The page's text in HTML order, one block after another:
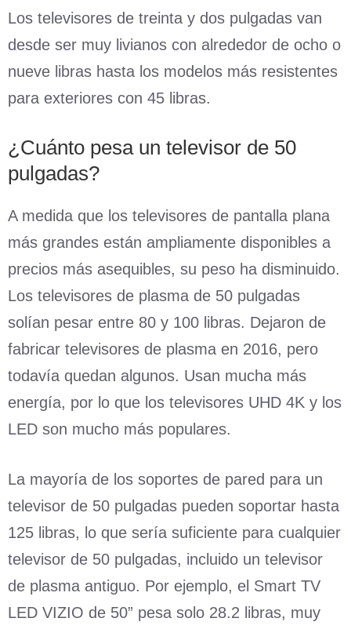
Los televisores de treinta y dos pulgadas van
desde ser muy livianos con alrededor de ocho o
nueve libras hasta los modelos más resistentes
para exteriores con 45 libras.
¿Cuánto pesa un televisor de 50
pulgadas?
A medida que los televisores de pantalla plana
más grandes están ampliamente disponibles a
precios más asequibles, su peso ha disminuido.
Los televisores de plasma de 50 pulgadas
solían pesar entre 80 y 100 libras. Dejaron de
fabricar televisores de plasma en 2016, pero
todavía quedan algunos. Usan mucha más
energía, por lo que los televisores UHD 4K y los
LED son mucho más populares.
La mayoría de los soportes de pared para un
televisor de 50 pulgadas pueden soportar hasta
125 libras, lo que sería suficiente para cualquier
televisor de 50 pulgadas, incluido un televisor
de plasma antiguo. Por ejemplo, el Smart TV
LED VIZIO de 50” pesa solo 28.2 libras, muy